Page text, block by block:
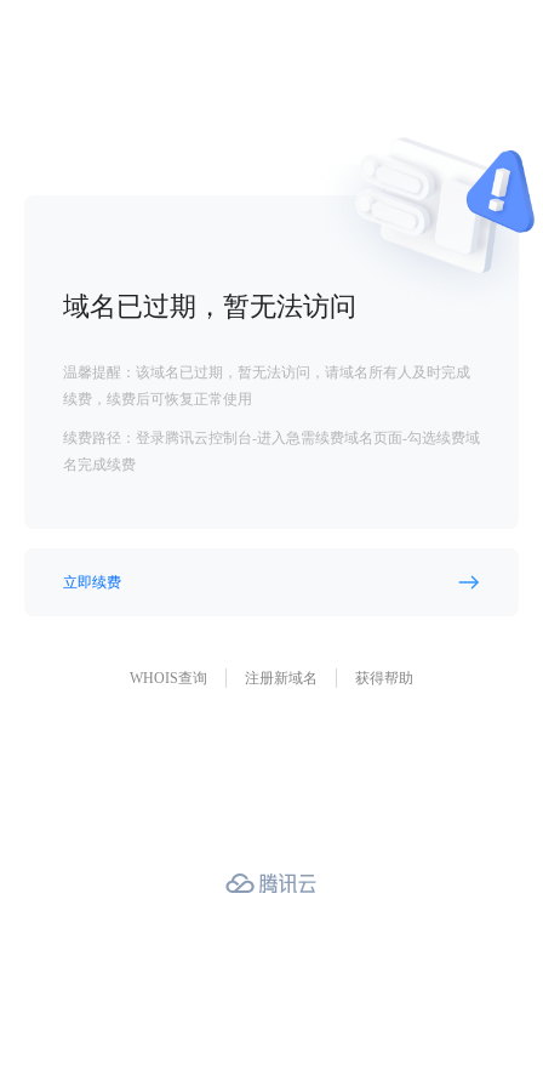
域名已过期，暂无法访问
温馨提醒：该域名已过期，暂无法访问，请域名所有人及时完成
续费，续费后可恢复正常使用
续费路径：登录腾讯云控制台-进入急需续费域名页面-勾选续费域
名完成续费
立即续费
WHOIS查询 注册新域名 获得帮助